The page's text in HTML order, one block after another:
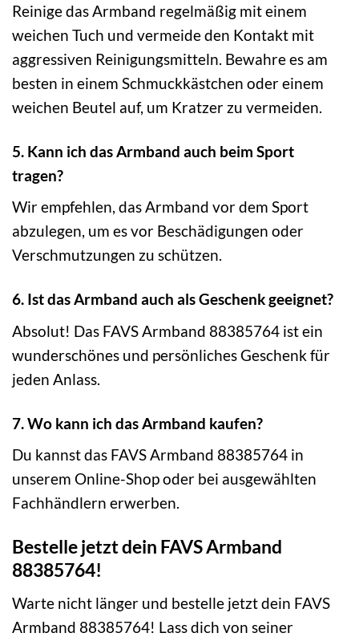
Reinige das Armband regelmäßig mit einem
weichen Tuch und vermeide den Kontakt mit
aggressiven Reinigungsmitteln. Bewahre es am
besten in einem Schmuckkästchen oder einem
weichen Beutel auf, um Kratzer zu vermeiden.
5. Kann ich das Armband auch beim Sport
tragen?
Wir empfehlen, das Armband vor dem Sport
abzulegen, um es vor Beschädigungen oder
Verschmutzungen zu schützen.
6. Ist das Armband auch als Geschenk geeignet?
Absolut! Das FAVS Armband 88385764 ist ein
wunderschönes und persönliches Geschenk für
jeden Anlass.
7. Wo kann ich das Armband kaufen?
Du kannst das FAVS Armband 88385764 in
unserem Online-Shop oder bei ausgewählten
Fachhändlern erwerben.
Bestelle jetzt dein FAVS Armband
88385764!
Warte nicht länger und bestelle jetzt dein FAVS
Armband 88385764! Lass dich von seiner